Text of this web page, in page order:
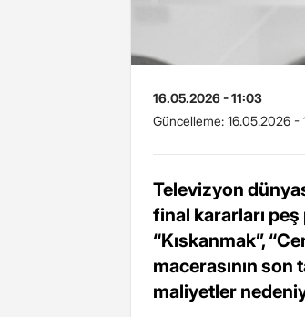
16.05.2026 - 11:03
Güncelleme: 16.05.2026 -
Televizyon
final kararları peş
“Kıskanmak”,
macerasının
maliyetler